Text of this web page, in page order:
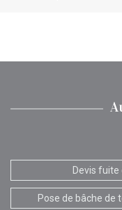
Devis fuite
Pose de bâche de